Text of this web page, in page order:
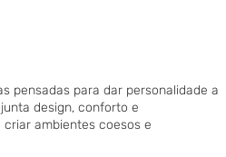
pensadas para dar personalidade a
design, conforto e
ambientes coesos e